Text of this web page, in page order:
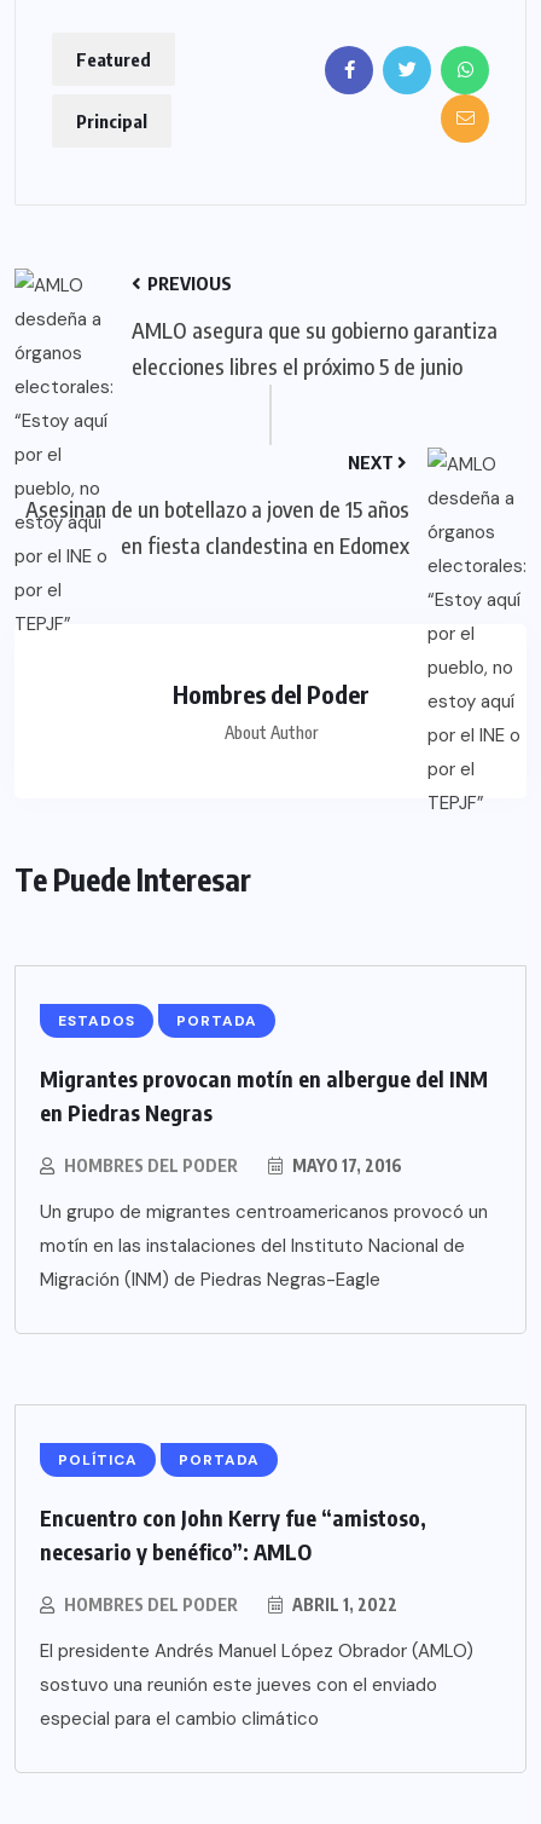
Featured
Principal
PREVIOUS
AMLO asegura que su gobierno garantiza
elecciones libres el próximo 5 de junio
NEXT
Asesinan de un botellazo a joven de 15 años
en fiesta clandestina en Edomex
Hombres del Poder
About Author
Te Puede Interesar
ESTADOS PORTADA
Migrantes provocan motín en albergue del INM
en Piedras Negras
HOMBRES DEL PODER MAYO 17, 2016
Un grupo de migrantes centroamericanos provocó un
motín en las instalaciones del Instituto Nacional de
Migración (INM) de Piedras Negras-Eagle
POLÍTICA PORTADA
Encuentro con John Kerry fue “amistoso,
necesario y benéfico”: AMLO
HOMBRES DEL PODER ABRIL 1, 2022
El presidente Andrés Manuel López Obrador (AMLO)
sostuvo una reunión este jueves con el enviado
especial para el cambio climático